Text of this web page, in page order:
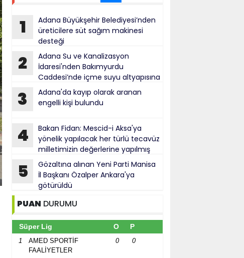
1
Adana Büyükşehir Belediyesi’nden
üreticilere süt sağım makinesi
desteği
2
Adana Su ve Kanalizasyon
İdaresi'nden Bakımyurdu
Caddesi’nde içme suyu altyapısına
3
Adana'da kayıp olarak aranan
engelli kişi bulundu
4
Bakan Fidan: Mescid-i Aksa'ya
yönelik yapılacak her türlü tecavüz
milletimizin değerlerine yapılmış
kabul ediliyor
5
Gözaltına alınan Yeni Parti Manisa
İl Başkanı Özalper Ankara'ya
götürüldü
PUAN DURUMU
Süper Lig O P
1
AMED SPORTİF
FAALİYETLER
0 0